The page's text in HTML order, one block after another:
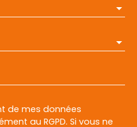
de mes données
au RGPD. Si vous ne